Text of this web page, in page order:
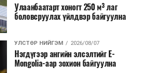
Улаанбаатарт хоногт 250 м³ лаг
боловсруулах үйлдвэр байгуулна
УЛСТӨР НИЙГЭМ 2026/08/07
Нэгдүгээр ангийн элсэлтийг E-
Mongolia-аар зохион байгуулна